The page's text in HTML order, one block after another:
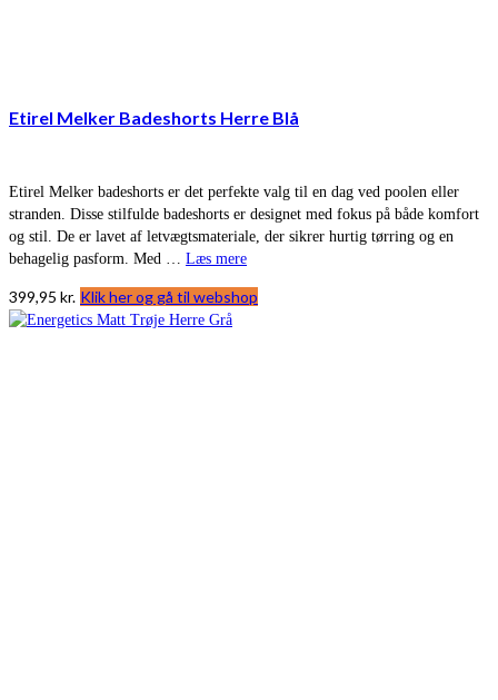
Etirel Melker Badeshorts Herre Blå
Etirel Melker badeshorts er det perfekte valg til en dag ved poolen eller
stranden. Disse stilfulde badeshorts er designet med fokus på både komfort
og stil. De er lavet af letvægtsmateriale, der sikrer hurtig tørring og en
behagelig pasform. Med … Læs mere
399,95 kr. Klik her og gå til webshop